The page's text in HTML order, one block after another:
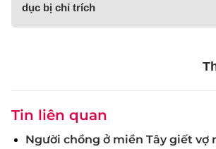
dục bị chỉ trích
Tin liên quan
Người chồng ở miền Tây giết vợ